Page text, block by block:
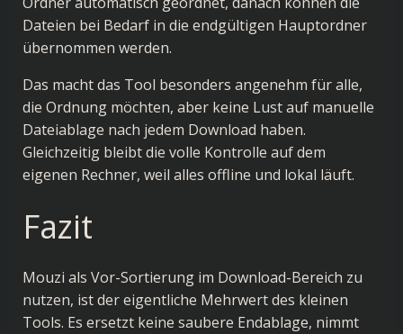
Dateien bei Bedarf in die endgültigen Hauptordner
übernommen werden.
Das macht das Tool besonders angenehm für alle,
die Ordnung möchten, aber keine Lust auf manuelle
Dateiablage nach jedem Download haben.
Gleichzeitig bleibt die volle Kontrolle auf dem
eigenen Rechner, weil alles offline und lokal läuft.
Fazit
Mouzi als Vor-Sortierung im Download-Bereich zu
nutzen, ist der eigentliche Mehrwert des kleinen
Tools. Es ersetzt keine saubere Endablage, nimmt